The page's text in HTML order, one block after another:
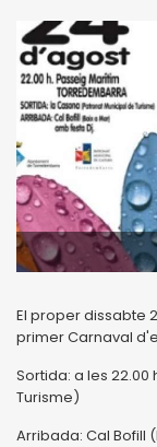
El proper dissabte
primer Carnaval
Sortida: a les
Turisme)
Arribada: Cal Bofill